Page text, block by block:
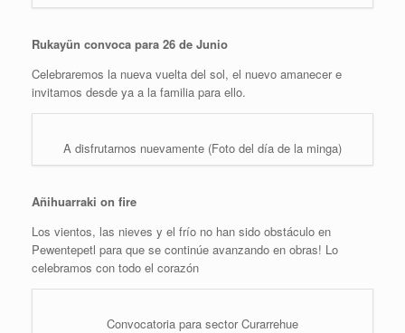
Rukayün convoca para 26 de Junio
Celebraremos la nueva vuelta del sol, el nuevo amanecer e
invitamos desde ya a la familia para ello.
A disfrutarnos nuevamente (Foto del día de la minga)
Añihuarraki on fire
Los vientos, las nieves y el frío no han sido obstáculo en
Pewentepetl para que se continúe avanzando en obras! Lo
celebramos con todo el corazón
Convocatoria para sector Curarrehue